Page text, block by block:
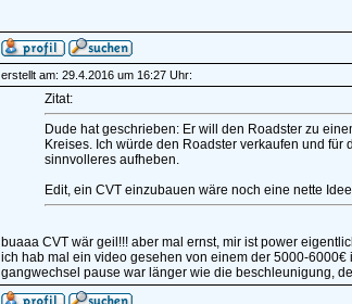
erstellt am: 29.4.2016 um 16:27 Uhr:
Zitat:
Dude hat geschrieben: Er will den Roadster zu
Kreises. Ich würde den Roadster verkaufen und
sinnvolleres aufheben.
Edit, ein CVT einzubauen wäre noch eine nette
buaaa CVT wär geil!!! aber mal ernst, mir ist power
ich hab mal ein video gesehen von einem der 5000-
gangwechsel pause war länger wie die beschleunigung,